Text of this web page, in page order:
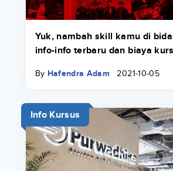
Yuk, nambah skill kamu di
info-info terbaru dan biaya
By Hafendra Adam 2021-10-05
Info Kursus